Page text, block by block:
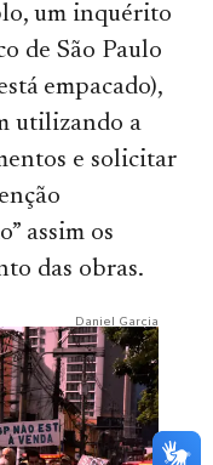
um inquérito
de São Paulo
empacado),
utilizando a
e solicitar
assim os
das obras.
Daniel Garcia